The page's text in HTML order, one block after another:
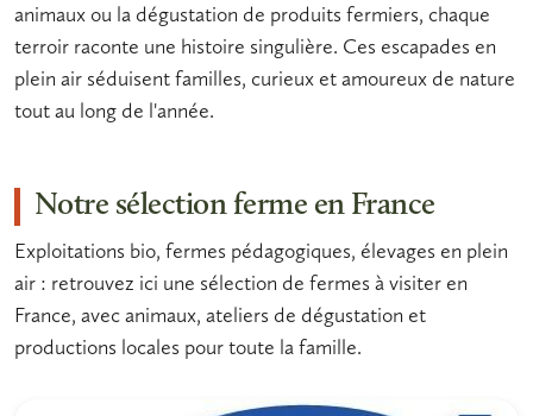
animaux ou la dégustation de produits fermiers, chaque
terroir raconte une histoire singulière. Ces escapades en
plein air séduisent familles, curieux et amoureux de nature
tout au long de l'année.
Notre sélection ferme en France
Exploitations bio, fermes pédagogiques, élevages en plein
air : retrouvez ici une sélection de fermes à visiter en
France, avec animaux, ateliers de dégustation et
productions locales pour toute la famille.